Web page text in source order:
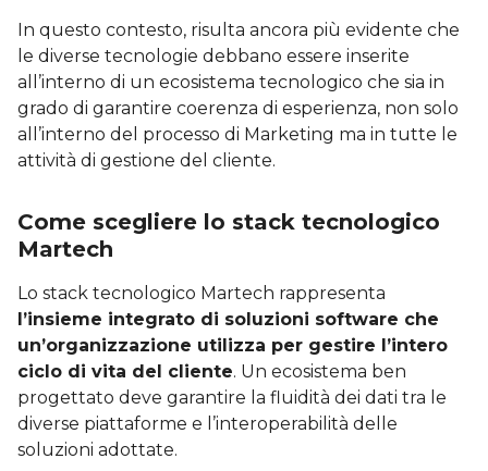
In questo contesto, risulta ancora più evidente che
le diverse tecnologie debbano essere inserite
all’interno di un ecosistema tecnologico che sia in
grado di garantire coerenza di esperienza, non solo
all’interno del processo di Marketing ma in tutte le
attività di gestione del cliente.
Come scegliere lo stack tecnologico
Martech
Lo stack tecnologico Martech rappresenta
l’insieme integrato di soluzioni software che
un’organizzazione utilizza per gestire l’intero
ciclo di vita del cliente. Un ecosistema ben
progettato deve garantire la fluidità dei dati tra le
diverse piattaforme e l’interoperabilità delle
soluzioni adottate.